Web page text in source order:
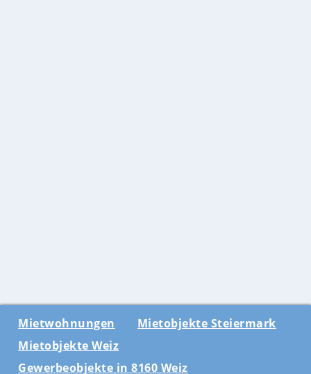
Mietwohnungen
Mietobjekte Steiermark
Mietobjekte Weiz
Gewerbeobjekte in 8160 Weiz